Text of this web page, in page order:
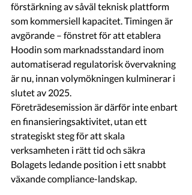
förstärkning av såväl teknisk plattform
som kommersiell kapacitet. Timingen är
avgörande – fönstret för att etablera
Hoodin som marknadsstandard inom
automatiserad regulatorisk övervakning
är nu, innan volymökningen kulminerar i
slutet av 2025.
Företrädesemission är därför inte enbart
en finansieringsaktivitet, utan ett
strategiskt steg för att skala
verksamheten i rätt tid och säkra
Bolagets ledande position i ett snabbt
växande compliance-landskap.